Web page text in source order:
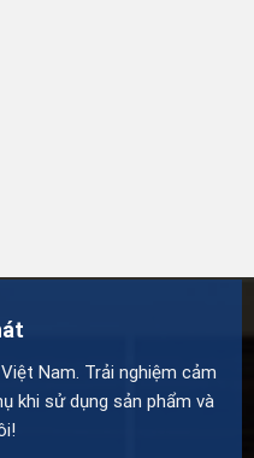
Nam. Trải nghiệm cảm
khi sử dụng sản phẩm và